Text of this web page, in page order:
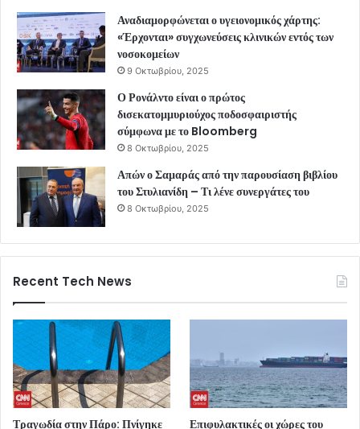
Αναδιαμορφώνεται ο υγειονομικός χάρτης:
«Έρχονται» συγχωνεύσεις κλινικών εντός των
νοσοκομείων
9 Οκτωβρίου, 2025
Ο Ρονάλντο είναι ο πρώτος
δισεκατομμυριούχος ποδοσφαιριστής
σύμφωνα με το Bloomberg
8 Οκτωβρίου, 2025
Απών ο Σαμαράς από την παρουσίαση βιβλίου
του Στυλιανίδη – Τι λένε συνεργάτες του
8 Οκτωβρίου, 2025
Recent Tech News
Τραγωδία στην Πάρο: Πνίγηκε
Επιφυλακτικές οι χώρες του